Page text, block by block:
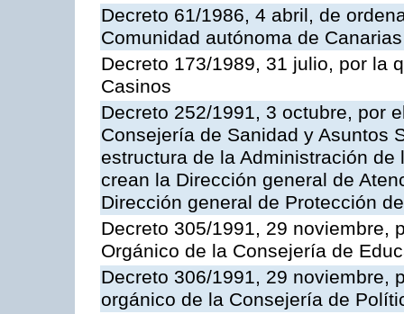
Decreto 61/1986, 4 abril, de
Comunidad autónoma de Canarias
Decreto 173/1989, 31 julio, por la
Casinos
Decreto 252/1991, 3 octubre, por
Consejería de Sanidad y Asuntos
estructura de la Administración
crean la Dirección general de
Dirección general de Protección
Decreto 305/1991, 29 noviembre,
Orgánico de la Consejería de
Decreto 306/1991, 29 noviembre,
orgánico de la Consejería de